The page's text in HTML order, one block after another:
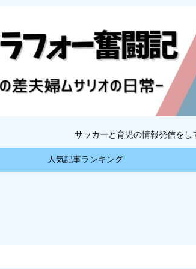
サッカーと育児の情報発信をし
人気記事ランキング